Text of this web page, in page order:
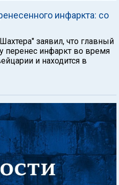
инфаркта: со
заявил, что главный
перенес инфаркт во время
и находится в